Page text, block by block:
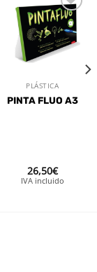
Añadir
a la
lista de
deseos
PLÁSTICA
PINTA FLUO A3
26,50€
IVA incluido